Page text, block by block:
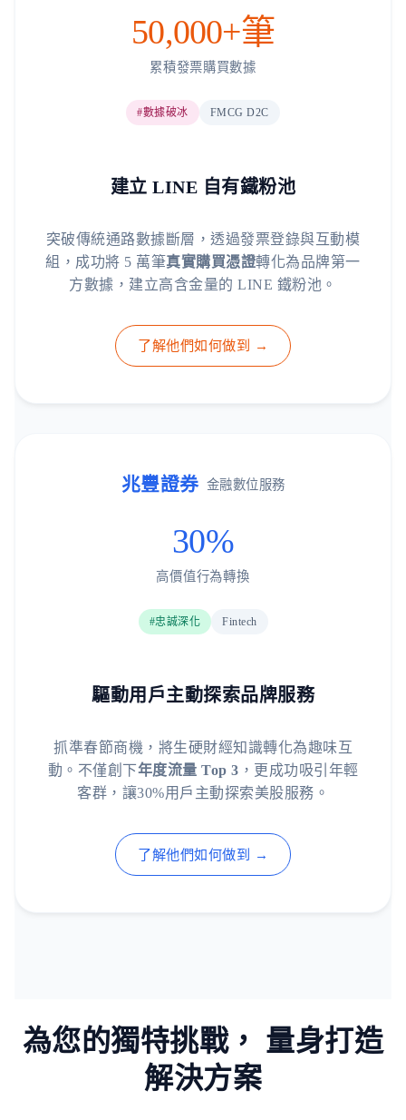
50,000+筆
累積發票購買數據
#數據破冰 FMCG D2C
建立 LINE 自有鐵粉池
突破傳統通路數據斷層，透過發票登錄與互動模
組，成功將 5 萬筆真實購買憑證轉化為品牌第一
方數據，建立高含金量的 LINE 鐵粉池。
了解他們如何做到 →
兆豐證券 金融數位服務
30%
高價值行為轉換
#忠誠深化 Fintech
驅動用戶主動探索品牌服務
抓準春節商機，將生硬財經知識轉化為趣味互
動。不僅創下年度流量 Top 3 ，更成功吸引年輕
客群，讓30%用戶主動探索美股服務。
了解他們如何做到 →
為您的獨特挑戰， 量身打造
解決方案